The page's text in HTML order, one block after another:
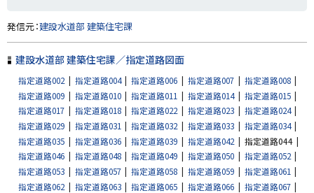
ト
ッ
プ
発信元：建設水道部 建築住宅課
建設水道部 建築住宅課／指定道路図面
指定道路002 指定道路004 指定道路006 指定道路007
指定道路008
指定道路009
指定道路010 指定道路011 指定道路014
指定道路015
指定道路017
指定道路018 指定道路022 指定道路023
指定道路024
指定道路029
指定道路031 指定道路032 指定道路033
指定道路034
指定道路035
指定道路036 指定道路039 指定道路042
指定道路044
指定道路046
指定道路048 指定道路049 指定道路050
指定道路052
指定道路053
指定道路057 指定道路058 指定道路059
指定道路061
指定道路062
指定道路063 指定道路065 指定道路066
指定道路067